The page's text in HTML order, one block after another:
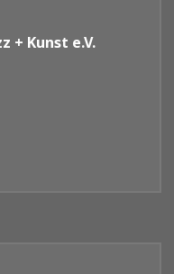
+ Kunst e.V.